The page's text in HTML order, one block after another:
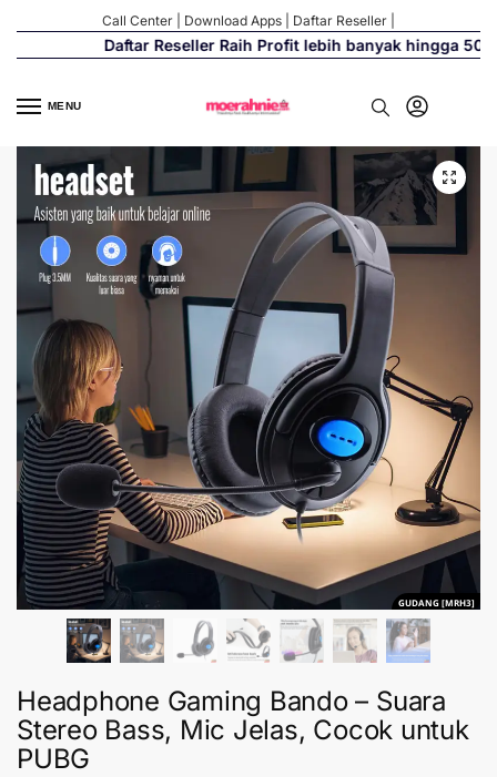
Call Center Download Apps Daftar Reseller
Daftar Reseller Raih Profit lebih banyak hingga 500%
MENU
GUDANG [MRH3]
Headphone Gaming Bando – Suara
Stereo Bass, Mic Jelas, Cocok untuk
PUBG